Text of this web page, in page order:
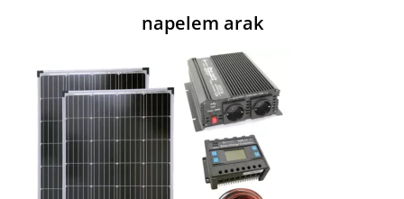
napelem arak